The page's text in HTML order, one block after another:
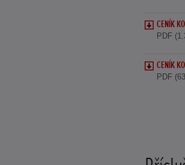
CENÍK
PDF
CENÍK
PDF